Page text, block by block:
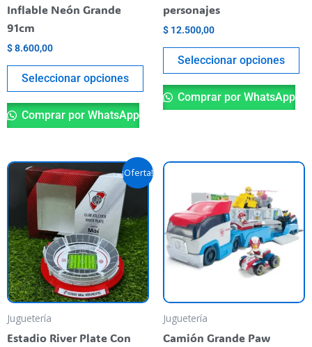
Inflable Neón Grande
91cm
$8.600,00
Seleccionar opciones
producto
Comprar por WhatsApp
personajes
$ 12.500,00
Seleccionar opciones
Comprar por WhatsApp
¡Oferta!
Juguetería
Estadio River Plate Con
El
precio
original
era:
$ 59.900,00.
El
precio
actual
es:
$ 40.000,00.
Juguetería
Camión Grande Paw